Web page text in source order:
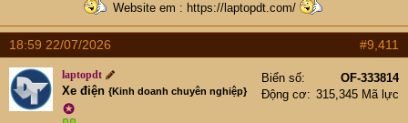
Website em : https://laptopdt.com/
18:59 22/07/2026 #9,411
laptopdt
Xe điện {Kinh doanh chuyên nghiệp}
✪
Biển số
OF-333814
Động cơ
315,345 Mã lực